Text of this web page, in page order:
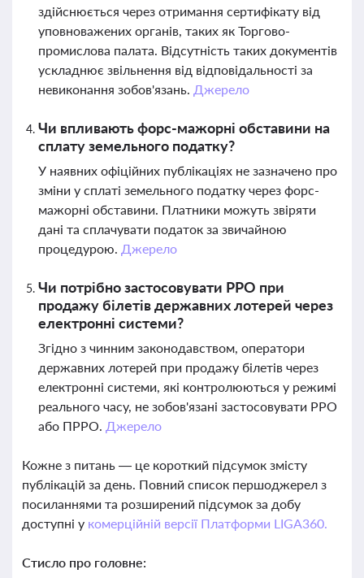
здійснюється через отримання сертифікату від
уповноважених органів, таких як Торгово-
промислова палата. Відсутність таких документів
ускладнює звільнення від відповідальності за
невиконання зобов'язань. Джерело
Чи впливають форс-мажорні обставини на
сплату земельного податку?
У наявних офіційних публікаціях не зазначено про
зміни у сплаті земельного податку через форс-
мажорні обставини. Платники можуть звіряти
дані та сплачувати податок за звичайною
процедурою. Джерело
Чи потрібно застосовувати РРО при
продажу білетів державних лотерей через
електронні системи?
Згідно з чинним законодавством, оператори
державних лотерей при продажу білетів через
електронні системи, які контролюються у режимі
реального часу, не зобов'язані застосовувати РРО
або ПРРО. Джерело
Кожне з питань — це короткий підсумок змісту
публікацій за день. Повний список першоджерел з
посиланнями та розширений підсумок за добу
доступні у комерційній версії Платформи LIGA360.
Стисло про головне: